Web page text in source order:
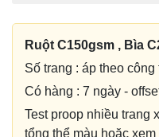
Ruột C150gsm , Bìa
Số trang : áp theo công
Có hàng : 7 ngày -
Test proop nhiều trang
tổng thể màu hoặc